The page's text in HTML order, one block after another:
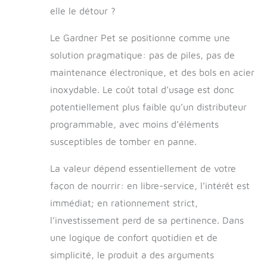
en acier
inoxydable pour le
nettoyage. (3)
Remarque : cette
mangeoire est
destinée aux
aliments secs
pour animaux de
compagnie
fonctionne pas
humides. Entretien
facile : cette
animaux de
compagnie est
simple à
elle le détour ?
Le Gardner Pet se positionne comme une
solution pragmatique: pas de piles, pas de
maintenance électronique, et des bols en acier
inoxydable. Le coût total d’usage est donc
potentiellement plus faible qu’un distributeur
programmable, avec moins d’éléments
susceptibles de tomber en panne.
La valeur dépend essentiellement de votre
façon de nourrir: en libre-service, l’intérêt est
immédiat; en rationnement strict,
l’investissement perd de sa pertinence. Dans
une logique de confort quotidien et de
simplicité, le produit a des arguments